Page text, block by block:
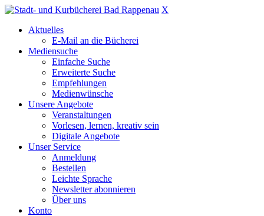
X
Aktuelles
E-Mail an die Bücherei
Mediensuche
Einfache Suche
Erweiterte Suche
Empfehlungen
Medienwünsche
Unsere Angebote
Veranstaltungen
Vorlesen, lernen, kreativ sein
Digitale Angebote
Unser Service
Anmeldung
Bestellen
Leichte Sprache
Newsletter abonnieren
Über uns
Konto